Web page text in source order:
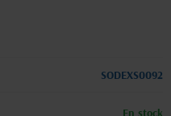
SODEXS0092